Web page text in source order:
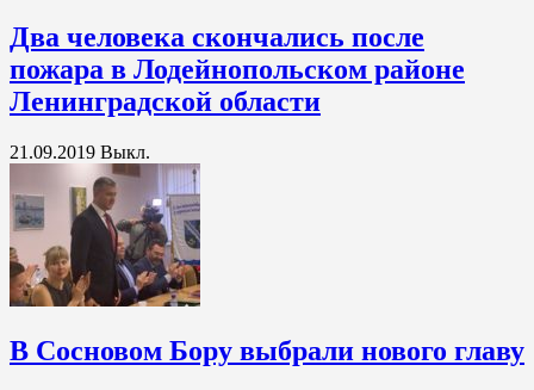
Два человека скончались после
пожара в Лодейнопольском районе
Ленинградской области
21.09.2019 Выкл.
В Сосновом Бору выбрали нового главу